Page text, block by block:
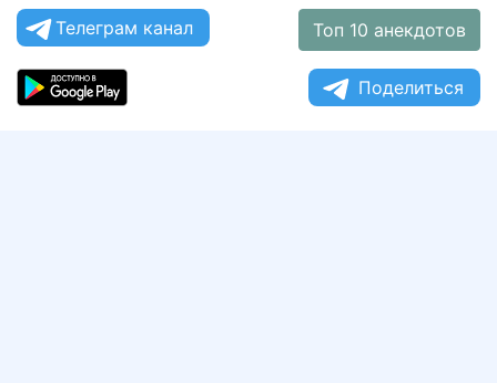
Телеграм канал Топ 10 анекдотов
Поделиться